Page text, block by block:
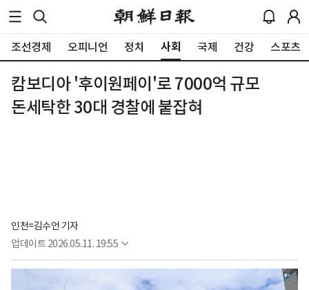
조선경제 오피니언 정치 사회 국제 건강 스포츠
캄보디아 '후이원페이'로 7000억 규모
돈세탁한 30대 경찰에 붙잡혀
인천=김수언 기자
업데이트 2026.05.11. 19:55